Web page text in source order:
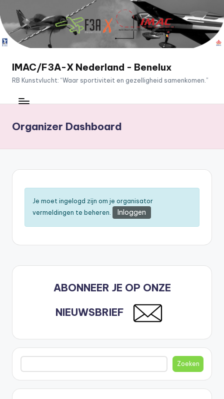
Ga
naar
de
IMAC/F3A-X Nederland - Benelux
RB Kunstvlucht: “Waar sportiviteit en gezelligheid samenkomen.”
Organizer Dashboard
Je moet ingelogd zijn om je organisator
vermeldingen te beheren.
Inloggen
ABONNEER JE OP ONZE
NIEUWSBRIEF
Zoeken
Zoeken